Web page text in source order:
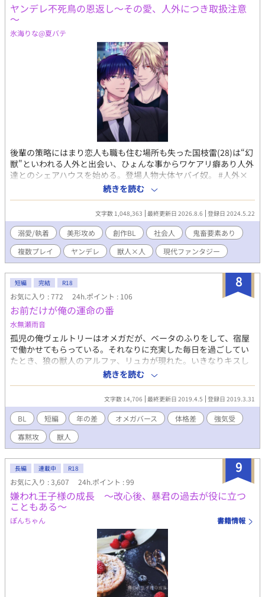
ヤンデレ不死鳥の恩返し～その愛、人外につき取扱注意
～
氷海りな@夏バテ
後輩の策略にはまり恋人も職も住む場所も失った国枝雷(28)は“幻
獣"といわれる人外と出会い、ひょんな事からワケアリ癖あり人外
達とのシェアハウスを始める。登場人物大体ヤバイ奴。 #人外×
人 #強気受け #ヤクザ #不死身 #荒事多め ※火、木、土日
投稿予定🆕️ ※巻き込まれ主人公だけど全然可憐じゃない。わりと
男らしい。腕っぷしも強い。でも人外相手は手に終えない(流石
に) ※タイトルに★が付いてるとイチャイチャ注意。 ※2026年、
また荒れます。主人公、強く生きて…。 2025.7 10000View突破
感謝✨ 2025.12 20000View突破感謝✨ 2026.6 30000View突破
(*･ω･)*_ _)✨
続きを読む
文字数 1,048,363 最終更新日 2026.8.6 登録日 2024.5.22
溺愛/執着 美形攻め 創作BL 社会人
鬼畜要素あり
複数プレイ
ヤンデレ 獣人×人 現代ファンタジー
8
短編 完結 R18
お気に入り : 772 24h.ポイント : 106
お前だけが俺の運命の番
水無瀬雨音
孤児の俺ヴェルトリーはオメガだが、ベータのふりをして、宿屋
で働かせてもらっている。それなりに充実した毎日を過ごしてい
たとき、狼の獣人のアルファ、リュカが現れた。いきなりキスし
てきたリュカは、俺に「お前は俺の運命の番だ」と言ってきた。
オメガの集められる施設に行くか、リュカの屋敷に行くかの選択
を迫られ、抜け出せる可能性の高いリュカの屋敷に行くことにし
た俺。新しい暮らしになれ、意外と優しいリュカにだんだんと惹
かれて行く。 それなのにリュカが一向に番にしてくれないことに
不満を抱いていたとき、彼に婚約者がいることを知り……？ 『ロ
マンチックな恋ならば』とリンクしていますが、読まなくても支
障ありません。頭を空っぽにして読んでください。 ふじょっしー
のコンテストに応募しています。
続きを読む
文字数 14,706 最終更新日 2019.4.5 登録日 2019.3.31
BL 短編 年の差 オメガバース 体格差
強気受
寡黙攻
獣人
9
長編 連載中 R18
お気に入り : 3,607 24h.ポイント : 99
嫌われ王子様の成長 〜改心後、暴君の過去が役に立つ
こともある〜
ぽんちゃん 書籍情報